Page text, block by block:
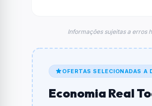
O código é
BRASFEB01
De quanto é o desconto?
O valor minimo de compra
Informações sujeitas a erros
OFERTAS SELECIONADAS A
Economia Real